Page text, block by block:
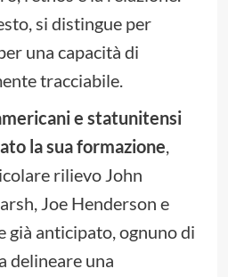
si distingue per
una capacità di
tracciabile.
e statunitensi
la sua formazione,
rilievo John
Joe Henderson e
già anticipato, ognuno di
delineare una